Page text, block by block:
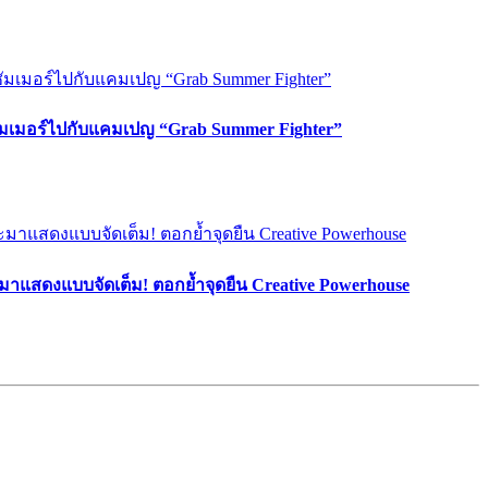
ร์ไปกับแคมเปญ “Grab Summer Fighter”
สดงแบบจัดเต็ม! ตอกย้ำจุดยืน Creative Powerhouse